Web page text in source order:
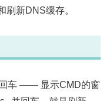
刷新DNS缓存。
车 —— 显示CMD的窗